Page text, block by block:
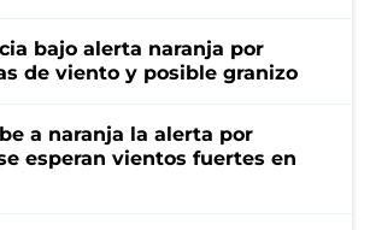
bajo alerta naranja por
de viento y posible granizo
a naranja la alerta por
esperan vientos fuertes en